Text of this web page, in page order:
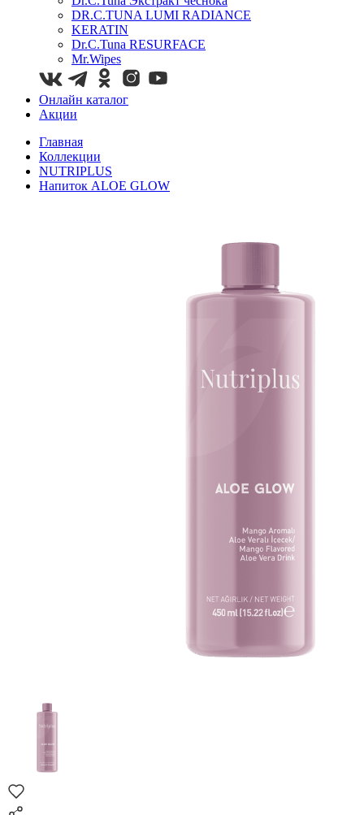
DR.C.TUNA LUMI RADIANCE
KERATIN
Dr.C.Tuna RESURFACE
Mr.Wipes
Онлайн каталог
Акции
Главная
Коллекции
NUTRIPLUS
Напиток ALOE GLOW